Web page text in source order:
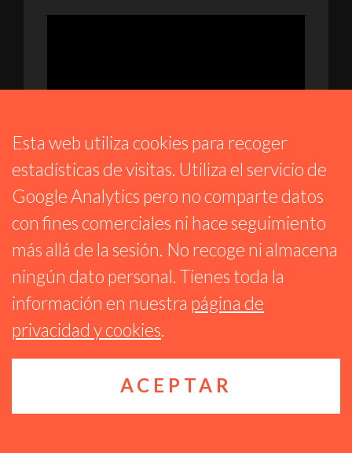
ESTRELLAS DE METAL
PROG 272 – NOVEDADES CON BORDERLINE
Y HELLMETH A RITMO DE METALCORE,
ROCK, PUNK. TAL DÍA COMO HOY CON
MEGADETH.
Esta web utiliza cookies para recoger
estadísticas de visitas. Utiliza el servicio de
Google Analytics pero no comparte datos
con fines comerciales ni hace seguimiento
más allá de la sesión. No recoge ni almacena
ningún dato personal. Tienes toda la
información en nuestra página de
privacidad y cookies.
ACEPTAR